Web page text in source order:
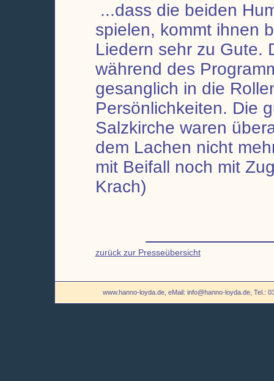
...dass die beiden
spielen, kommt ihnen
Liedern sehr zu Gute.
während des
gesanglich in die
Persönlichkeiten. Die
Salzkirche waren
dem Lachen nicht
mit Beifall noch mit
Krach)
zurück zur Presseübersicht
www.hanno-loyda.de, eMail: info@hanno-loyda.de, Tel.: